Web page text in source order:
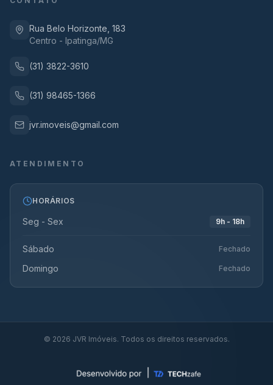
Rua Belo Horizonte, 183
Centro - Ipatinga/MG
(31) 3822-3610
(31) 98465-1366
jvr.imoveis@gmail.com
ATENDIMENTO
HORÁRIOS
Seg - Sex 9h - 18h
Sábado Fechado
Domingo Fechado
© 2026 JVR Imóveis. Todos os direitos reservados.